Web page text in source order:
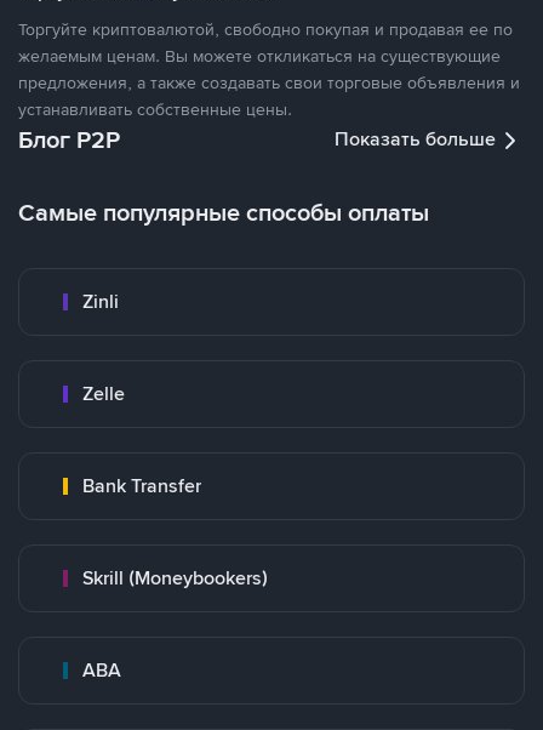
Торгуйте криптовалютой, свободно покупая и продавая ее по
желаемым ценам. Вы можете откликаться на существующие
предложения, а также создавать свои торговые объявления и
устанавливать собственные цены.
Блог P2P Показать больше
Самые популярные способы оплаты
Zinli
Zelle
Bank Transfer
Skrill (Moneybookers)
ABA